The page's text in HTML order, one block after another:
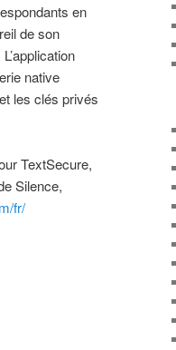
en
de son
L’application
native
les clés privés
TextSecure,
Silence,
fr/